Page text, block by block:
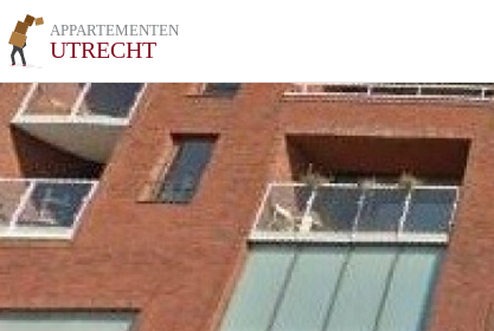
APPARTEMENTEN
UTRECHT